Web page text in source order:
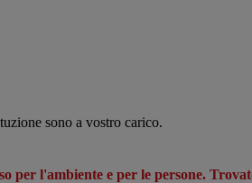
sono a vostro carico.
per l'ambiente e per le persone.